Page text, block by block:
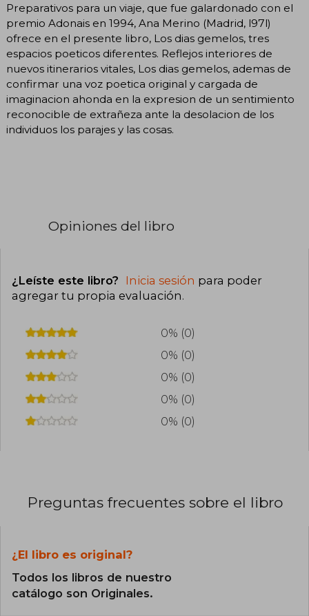
Preparativos para un viaje, que fue galardonado con el
premio Adonais en 1994, Ana Merino (Madrid, l97l)
ofrece en el presente libro, Los dias gemelos, tres
espacios poeticos diferentes. Reflejos interiores de
nuevos itinerarios vitales, Los dias gemelos, ademas de
confirmar una voz poetica original y cargada de
imaginacion ahonda en la expresion de un sentimiento
reconocible de extrañeza ante la desolacion de los
individuos los parajes y las cosas.
Opiniones del libro
¿Leíste este libro? Inicia sesión para poder
agregar tu propia evaluación.
0% (0)
0% (0)
0% (0)
0% (0)
0% (0)
Preguntas frecuentes sobre el libro
¿El libro es original?
Todos los libros de nuestro
catálogo son Originales.